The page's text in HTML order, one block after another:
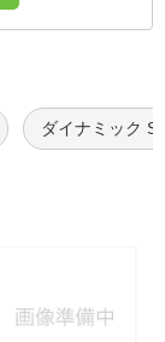
ダイナミック